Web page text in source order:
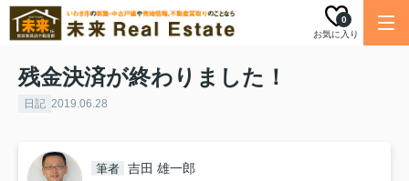
お気に入り
0
残金決済が終わりました！
日記 2019.06.28
筆者 吉田 雄一郎